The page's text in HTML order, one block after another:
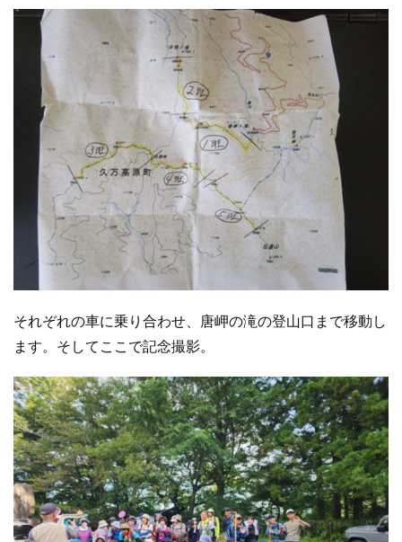
それぞれの車に乗り合わせ、唐岬の滝の登山口まで移動し
ます。そしてここで記念撮影。